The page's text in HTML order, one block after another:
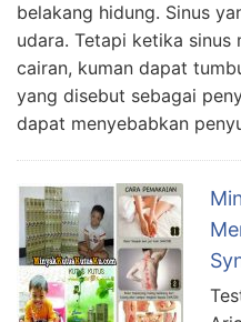
belakang hidung. Sinus
udara. Tetapi ketika
cairan, kuman dapat
yang disebut sebagai
dapat menyebabkan